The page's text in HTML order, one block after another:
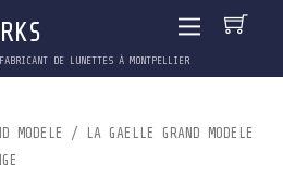
DE LUNETTES À MONTPELLIER
MODELE
/ LA GAELLE GRAND MODELE